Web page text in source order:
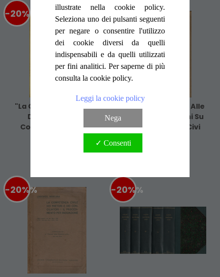
-20%%
"La Competenza Civile
Dei Pretori E Dei
Conciliatori; Il Proc"
-20%%
Breve Commento Alle
Nuove Disposizioni Su
La Competenza Civi
Cod. FAM0312
-20%% -20%%
illustrate nella cookie policy.
Seleziona uno dei pulsanti seguenti
per negare o consentire l'utilizzo
dei cookie diversi da quelli
indispensabili e da quelli utilizzati
per fini analitici. Per saperne di più
consulta la cookie policy.
Leggi la cookie policy
Nega
✓ Consenti